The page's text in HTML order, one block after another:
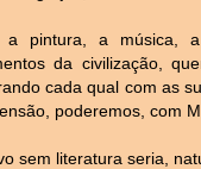
a pintura, a música,
da civilização,
cada qual com as
poderemos, com
sem literatura seria,